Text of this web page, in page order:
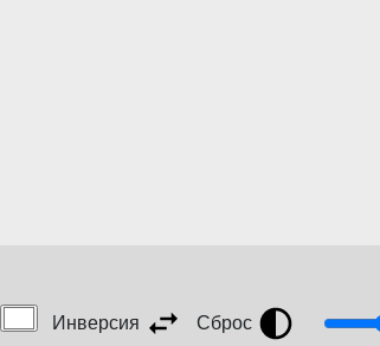
Инверсия Сброс